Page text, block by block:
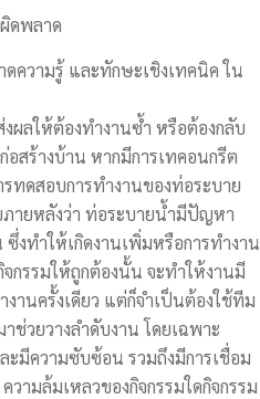
ดพลาด
ดความรู้ และทักษะเชิงเทคนิค ใน
ลให้ต้องทำงานซ้ำ หรือต้องกลับ
อสร้างบ้าน หากมีการเทคอนกรีต
ทดสอบการทำงานของท่อระบาย
ายหลังว่า ท่อระบายน้ำมีปัญหา
งทำให้เกิดงานเพิ่มหรือการทำงาน
กรรมให้ถูกต้องนั้น จะทำให้งานมี
านครั้งเดียว แต่ก็จำเป็นต้องใช้ทีม
ช่วยวางลำดับงาน โดยเฉพาะ
ะมีความซับซ้อน รวมถึงมีการเชื่อม
ามล้มเหลวของกิจกรรมใดกิจกรรม